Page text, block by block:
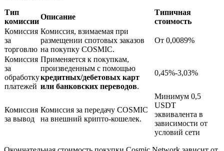
Кредиты
Сервис заимствований, обеспеченных криптовалютой
Тип
комиссии
Описание
Типичная
стоимость
Комиссия
за
торговлю
Комиссия, взимаемая при
размещении спотовых заказов
на покупку COSMIC.
От 0,0089%
Комиссия
за
обработку
платежей
Применяется к покупкам,
произведенным с помощью
кредитных/дебетовых карт
или банковских переводов.
0,45%-3,03%
Комиссия
за вывод
Комиссия за передачу COSMIC
на внешний крипто-кошелек.
Минимум 0,5
USDT
эквивалента в
зависимости от
условий сети